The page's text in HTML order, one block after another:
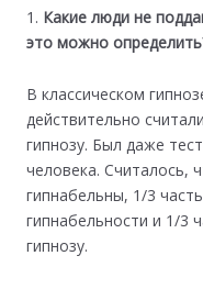
Какие люди не
это можно
В классическом
действительно
гипнозу. Был даже
человека. Считалось,
гипнабельны, 1/3
гипнабельности и 1/3
гипнозу.